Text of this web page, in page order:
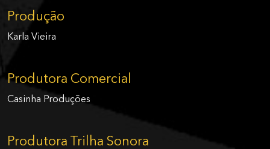
Produção
Karla Vieira
Produtora Comercial
Casinha Produções
Produtora Trilha Sonora